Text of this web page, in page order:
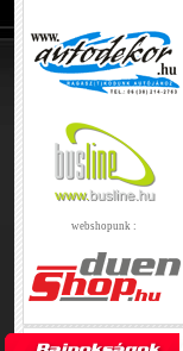
webshopunk :